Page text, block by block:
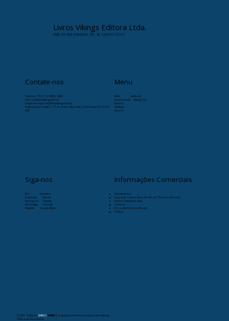
Livros Vikings Editora Ltda.
CNPJ: 35.663.864/0001-78 · IE: 128201172111
Contate-nos
Telefone:+55 (11) 9-8263-4066
SAC: sac@livrosvikings.com.br
Originais: originais@livrosvikings.com.br
Endereço: Av. Paulista, 171 4º andar, Bela Vista, São Paulo-SP, 01310-
000
Menu
Início
Læristaðr
Quem somos
VikingCast
Notícias
Publique
Livraria
Siga-nos
RSS
Pinterest
Facebook
Deezer
Instagram
Spotify
WhatsApp
YouTube
Linkedin
Google News
Informações Comerciais
Atendimento:
Segunda a sexta-feira das 8h as 17h (exceto feriado)
Livraria Especializada:
24 horas
Prazo de Entrega (Brasil):
30 dias
© 2021- 2026por LIVROSVIKINGS . Orgulhosamente criado pela Livros Vikings.
Política de Privacidade